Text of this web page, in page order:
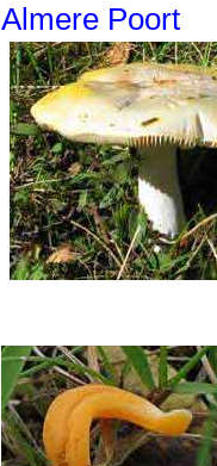
Almere Poort